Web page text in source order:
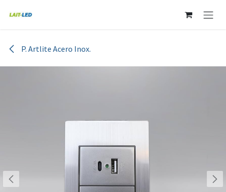
P. Artlite Acero Inox.